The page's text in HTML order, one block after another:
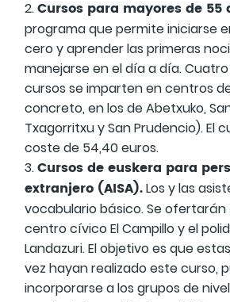
Cursos para mayores de 55
programa que permite iniciarse
cero y aprender las primeras
manejarse en el día a día.
cursos se imparten en centros
concreto, en los de Abetxuko,
Txagorritxu y San Prudencio). El
coste de 54,40 euros.
Cursos de euskera para
extranjero (AISA).Los y las
vocabulario básico. Se
centro cívico El Campillo y el
Landazuri. El objetivo es que
vez hayan realizado este curso,
incorporarse a los grupos de nivel